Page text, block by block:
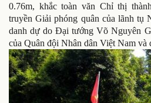
0.76m, khắc toàn văn Chỉ thị
truyền Giải phóng quân của lãnh tụ
danh dự do Đại tướng Võ Nguyên
của Quân đội Nhân dân Việt Nam và